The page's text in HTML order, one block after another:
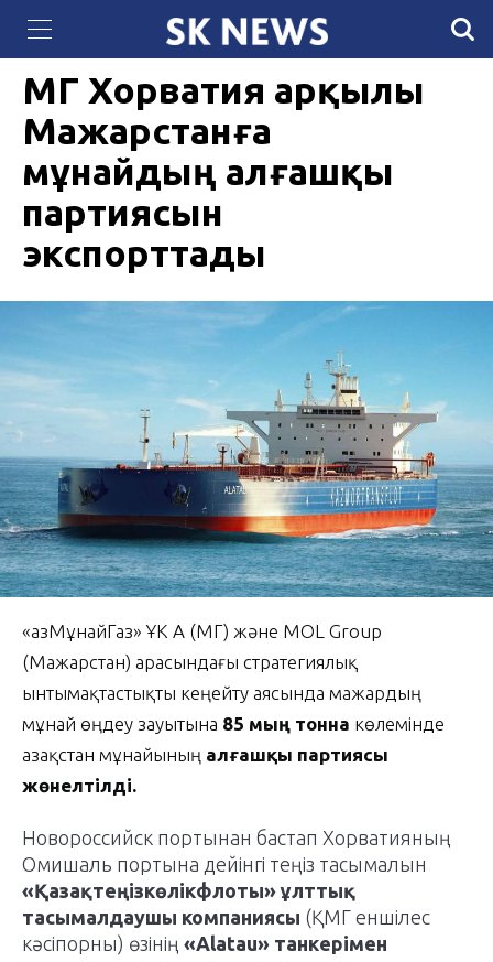
QazCloud расширил мощности дата-центра
для задач искусственного интеллекта
05 АВГУСТА 2025, 11:54 741
ҚМГ Хорватия арқылы
Мажарстанға
мұнайдың алғашқы
партиясын
экспорттады
«ҚазМұнайГаз» ҰК АҚ (ҚМГ) және MOL Group
(Мажарстан) арасындағы стратегиялық
ынтымақтастықты кеңейту аясында мажардың
мұнай өңдеу зауытына 85 мың тонна көлемінде
Қазақстан мұнайының алғашқы партиясы
жөнелтілді.
Новороссийск портынан бастап Хорватияның
Омишаль портына дейінгі теңіз тасымалын
«Қазақтеңізкөлікфлоты» ұлттық
тасымалдаушы компаниясы (ҚМГ еншілес
кәсіпорны) өзінің «Alatau» танкерімен